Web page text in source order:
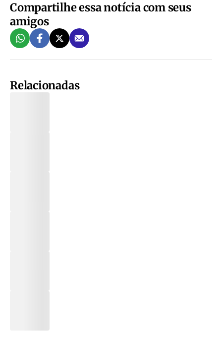
Compartilhe essa notícia com seus
amigos
Relacionadas